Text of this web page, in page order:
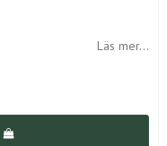
Läs mer...